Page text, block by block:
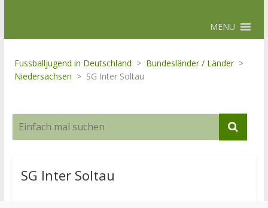
MENU
Fussballjugend in Deutschland > Bundesländer / Länder >
Niedersachsen > SG Inter Soltau
SG Inter Soltau